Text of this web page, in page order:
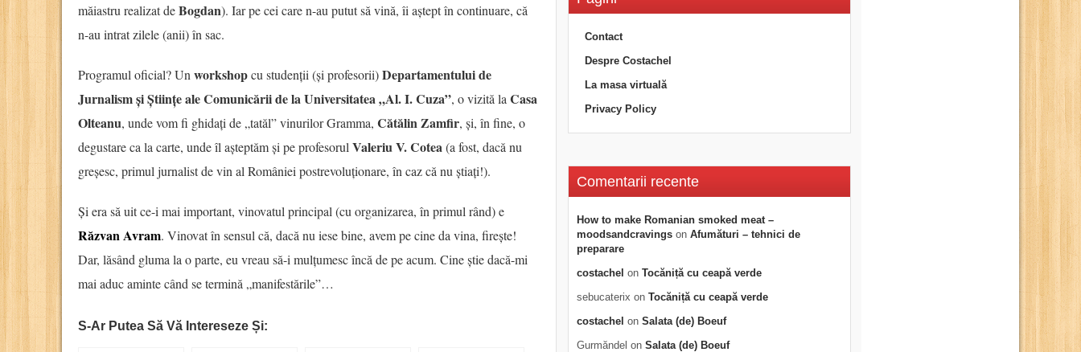
măiastru realizat deBogdan). Iar pe cei care n-au putut să vină, îi aștept în continuare, că
n-au intrat zilele (anii) în sac.
Programul oficial? Un workshopcu studenții (și profesorii)Departamentului de
Jurnalism și Științe ale Comunicării de la Universitatea „Al. I. Cuza”, o vizită la Casa
Olteanu, unde vom fi ghidați de „tatăl” vinurilor Gramma, Cătălin Zamfir, și, în fine, o
degustare ca la carte, unde îl așteptăm și pe profesorul Valeriu V. Cotea(a fost, dacă nu
greșesc, primul jurnalist de vin al României postrevoluționare, în caz că nu știați!).
Și era să uit ce-i mai important, vinovatul principal (cu organizarea, în primul rând) e
Răzvan Avram. Vinovat în sensul că, dacă nu iese bine, avem pe cine da vina, firește!
Dar, lăsând gluma la o parte, eu vreau să-i mulțumesc încă de pe acum. Cine știe dacă-mi
mai aduc aminte când se termină „manifestările”…
S-Ar Putea Să Vă Intereseze Și:
Contact
Despre Costachel
La masa virtuală
Privacy Policy
Comentarii recente
How to make Romanian smoked meat –
moodsandcravings on Afumături – tehnici de
preparare
costachel on Tocăniță cu ceapă verde
sebucaterix on Tocăniță cu ceapă verde
costachel on Salata (de) Boeuf
Gurmăndel on Salata (de) Boeuf